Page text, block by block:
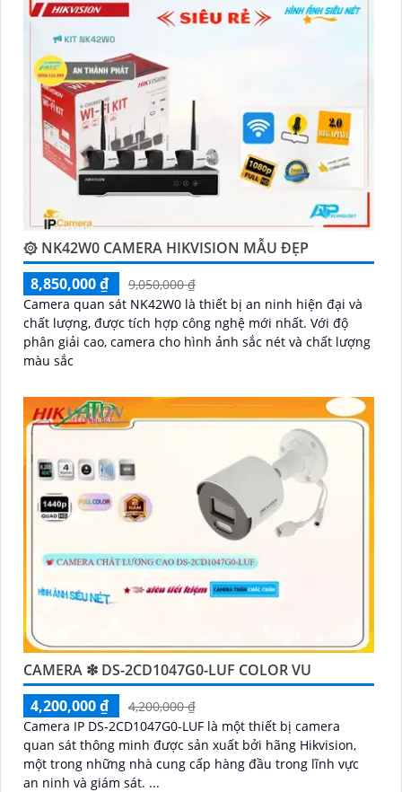
camera thông minh này, đồng hành đáng tin cậy để
bảo vệ ngôi nhà và doanh nghiệp của bạn."
۞ NK42W0 CAMERA HIKVISION MẪU ĐẸP
8,850,000 ₫
9,050,000 ₫
Camera quan sát NK42W0 là thiết bị an ninh hiện đại và
chất lượng, được tích hợp công nghệ mới nhất. Với độ
phân giải cao, camera cho hình ảnh sắc nét và chất lượng
màu sắc
CAMERA ❇ DS-2CD1047G0-LUF COLOR VU
4,200,000 ₫
4,200,000 ₫
Camera IP DS-2CD1047G0-LUF là một thiết bị camera
quan sát thông minh được sản xuất bởi hãng Hikvision,
một trong những nhà cung cấp hàng đầu trong lĩnh vực
an ninh và giám sát. ...